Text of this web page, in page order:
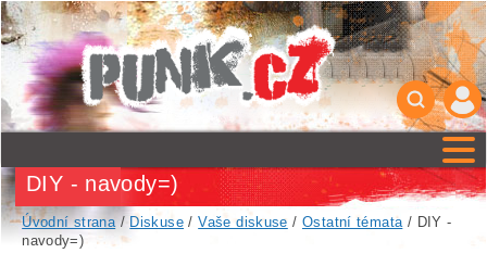
DIY - navody=)
Úvodní strana/ Diskuse /Vaše diskuse / Ostatní témata/ DIY -
navody=)